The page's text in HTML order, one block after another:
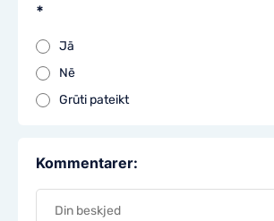
*
Jā
Nē
Grūti pateikt
Kommentarer: